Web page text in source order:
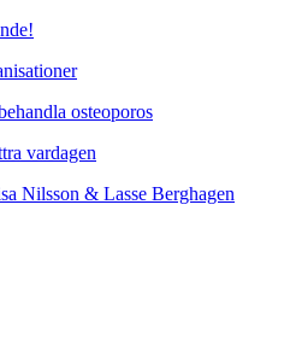
osteoporos
vardagen
Nilsson & Lasse Berghagen